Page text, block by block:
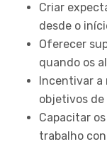
Criar
desde o
Oferecer
quando os
Incentivar a
objetivos
Capacitar
trabalho